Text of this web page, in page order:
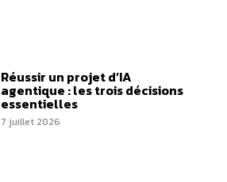
Réussir un projet d’IA
agentique : les trois décisions
essentielles
7 juillet 2026